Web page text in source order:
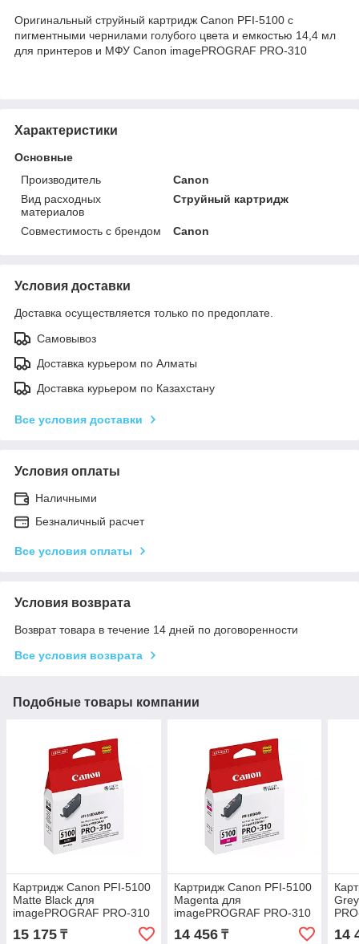
Оригинальный струйный картридж Canon PFI-5100 с
пигментными чернилами голубого цвета и емкостью 14,4 мл
для принтеров и МФУ Canon imagePROGRAF PRO-310
Характеристики
Основные
Производитель
Canon
Вид расходных
материалов
Струйный картридж
Совместимость с брендом Canon
Условия доставки
Доставка осуществляется только по предоплате.
Самовывоз
Доставка курьером по Алматы
Доставка курьером по Казахстану
Все условия доставки
Условия оплаты
Наличными
Безналичный расчет
Все условия оплаты
Условия возврата
Возврат товара в течение 14 дней по договоренности
Все условия возврата
Подобные товары компании
Картридж Canon PFI-5100
Matte Black для
imagePROGRAF PRO-310
6951C001
15 175 ₸
Картридж Canon PFI-5100
Magenta для
imagePROGRAF PRO-310
6954C001
14 456₸ 14